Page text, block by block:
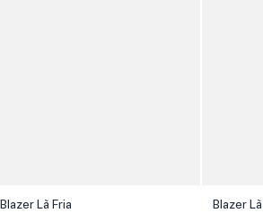
Blazer Lã Fria Blazer